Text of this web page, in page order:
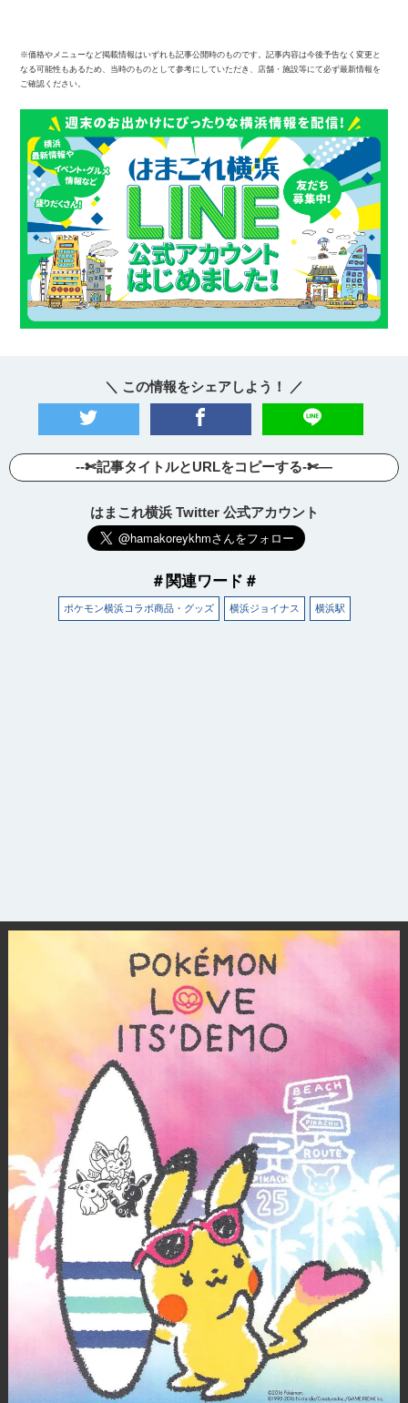
※価格やメニューなど掲載情報はいずれも記事公開時のものです。記事内容は今後予告なく変更と
なる可能性もあるため、当時のものとして参考にしていただき、店舗・施設等にて必ず最新情報を
ご確認ください。
＼ この情報をシェアしよう！ ／
--✄記事タイトルとURLをコピーする-✄—
はまこれ横浜 Twitter 公式アカウント
＃関連ワード＃
ポケモン横浜コラボ商品・グッズ 横浜ジョイナス 横浜駅